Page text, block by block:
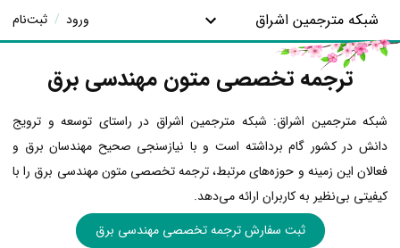
شبکه مترجمین اشراق ورود / ثبت‌نام
ترجمه تخصصی متون مهندسی برق
شبکه مترجمین اشراق: شبکه مترجمین اشراق در راستای توسعه و ترویج
دانش در کشور گام برداشته است و با نیازسنجی صحیح مهندسان برق و
فعالان این زمینه و حوزه‌های مرتبط، ترجمه تخصصی متون مهندسی برق را با
کیفیتی بی‌نظیر به کاربران ارائه می‌دهد.
ثبت سفارش ترجمه تخصصی مهندسی برق